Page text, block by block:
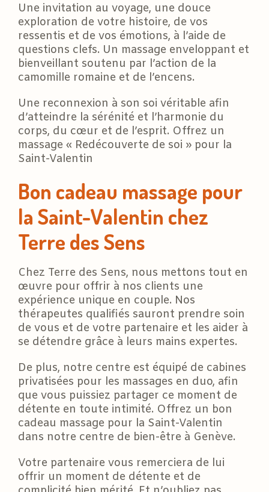
Une invitation au voyage, une douce
exploration de votre histoire, de vos
ressentis et de vos émotions, à l’aide de
questions clefs. Un massage enveloppant et
bienveillant soutenu par l’action de la
camomille romaine et de l’encens.
Une reconnexion à son soi véritable afin
d’atteindre la sérénité et l’harmonie du
corps, du cœur et de l’esprit. Offrez un
massage « Redécouverte de soi » pour la
Saint-Valentin
Bon cadeau massage pour
la Saint-Valentin chez
Terre des Sens
Chez Terre des Sens, nous mettons tout en
œuvre pour offrir à nos clients une
expérience unique en couple. Nos
thérapeutes qualifiés sauront prendre soin
de vous et de votre partenaire et les aider à
se détendre grâce à leurs mains expertes.
De plus, notre centre est équipé de cabines
privatisées pour les massages en duo, afin
que vous puissiez partager ce moment de
détente en toute intimité. Offrez un bon
cadeau massage pour la Saint-Valentin
dans notre centre de bien-être à Genève.
Votre partenaire vous remerciera de lui
offrir un moment de détente et de